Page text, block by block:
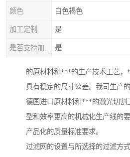
颜色 白色褐色
加工定制 是
是
的原材料和***的生产技术工艺
具有稳定的尺寸公差。我司生产
德国进口原材料和***的激光切割
型和效率更高的机械化生产线的
产品化的质量标准要求。
过滤网的设置与所选择的过滤方